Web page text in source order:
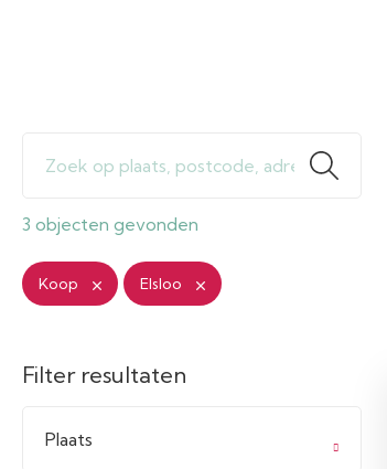
3 objecten gevonden
Koop Elsloo
Filter resultaten
Plaats